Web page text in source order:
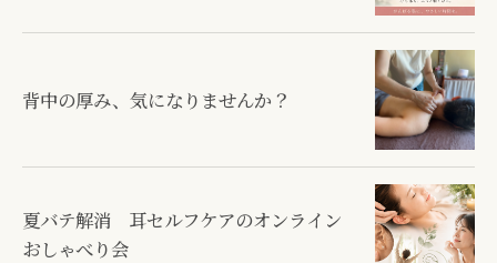
背中の厚み、気になりませんか？
夏バテ解消 耳セルフケアのオンライン
おしゃべり会